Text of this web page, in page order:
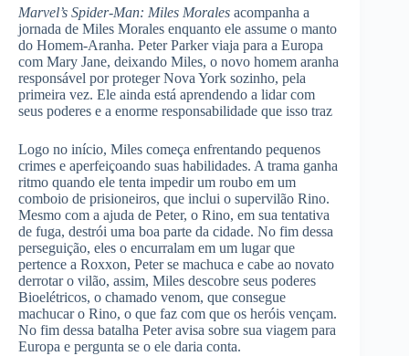
Marvel’s Spider-Man: Miles Morales acompanha a
jornada de Miles Morales enquanto ele assume o manto
do Homem-Aranha. Peter Parker viaja para a Europa
com Mary Jane, deixando Miles, o novo homem aranha
responsável por proteger Nova York sozinho, pela
primeira vez. Ele ainda está aprendendo a lidar com
seus poderes e a enorme responsabilidade que isso traz
Logo no início, Miles começa enfrentando pequenos
crimes e aperfeiçoando suas habilidades. A trama ganha
ritmo quando ele tenta impedir um roubo em um
comboio de prisioneiros, que inclui o supervilão Rino.
Mesmo com a ajuda de Peter, o Rino, em sua tentativa
de fuga, destrói uma boa parte da cidade. No fim dessa
perseguição, eles o encurralam em um lugar que
pertence a Roxxon, Peter se machuca e cabe ao novato
derrotar o vilão, assim, Miles descobre seus poderes
Bioelétricos, o chamado venom, que consegue
machucar o Rino, o que faz com que os heróis vençam.
No fim dessa batalha Peter avisa sobre sua viagem para
Europa e pergunta se o ele daria conta.